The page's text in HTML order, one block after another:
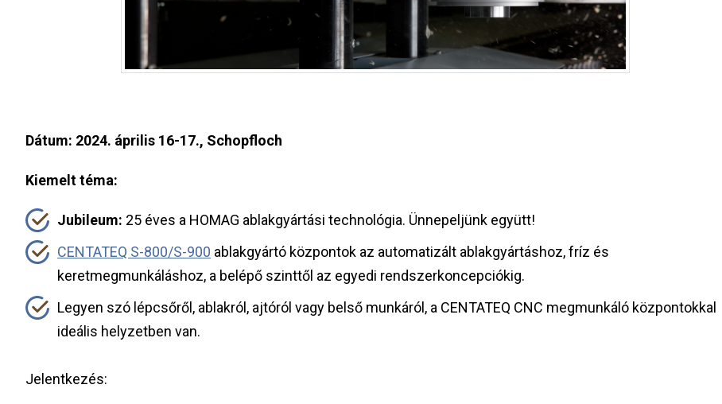
Dátum: 2024. április 16-17., Schopfloch
Kiemelt téma:
Jubileum: 25 éves a HOMAG ablakgyártási technológia. Ünnepeljünk együtt!
CENTATEQ S-800/S-900 ablakgyártó központok az automatizált ablakgyártáshoz, fríz és
keretmegmunkáláshoz, a belépő szinttől az egyedi rendszerkoncepciókig.
Legyen szó lépcsőről, ablakról, ajtóról vagy belső munkáról, a CENTATEQ CNC megmunkáló központokkal
ideális helyzetben van.
Jelentkezés: